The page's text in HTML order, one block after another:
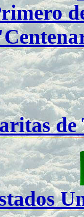
de